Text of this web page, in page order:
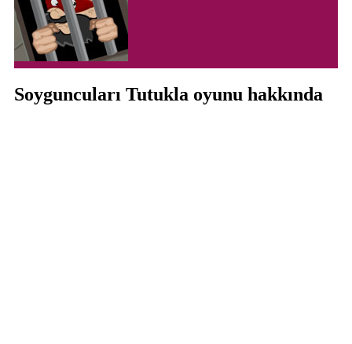
Soyguncuları Tutukla oyunu hakkında